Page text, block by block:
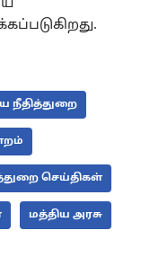
நீதித்துறை
செய்திகள்
மத்திய அரசு